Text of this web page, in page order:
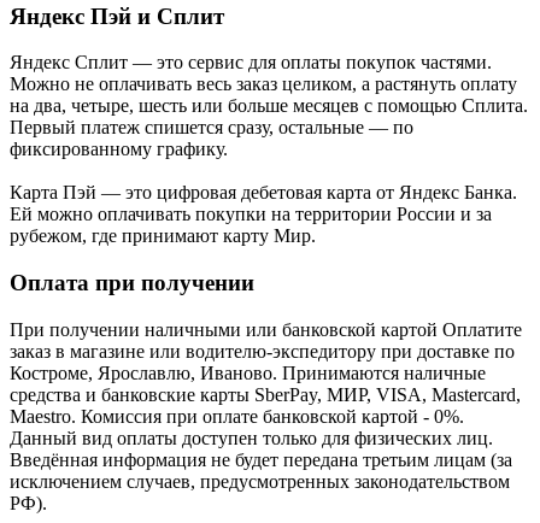
Яндекс Пэй и Сплит
Яндекс Cплит — это сервис для оплаты покупок частями.
Можно не оплачивать весь заказ целиком, а растянуть оплату
на два, четыре, шесть или больше месяцев с помощью Сплита.
Первый платеж спишется сразу, остальные — по
фиксированному графику.
Карта Пэй — это цифровая дебетовая карта от Яндекс Банка.
Ей можно оплачивать покупки на территории России и за
рубежом, где принимают карту Мир.
Оплата при получении
При получении наличными или банковской картой Оплатите
заказ в магазине или водителю-экспедитору при доставке по
Костроме, Ярославлю, Иваново. Принимаются наличные
средства и банковские карты SberPay, МИР, VISA, Mastercard,
Maestro. Комиссия при оплате банковской картой - 0%.
Данный вид оплаты доступен только для физических лиц.
Введённая информация не будет передана третьим лицам (за
исключением случаев, предусмотренных законодательством
РФ).